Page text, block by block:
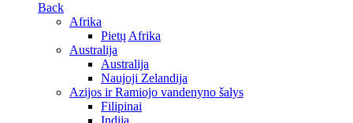
Back
Afrika
Pietų Afrika
Australija
Australija
Naujoji Zelandija
Azijos ir Ramiojo vandenyno šalys
Filipinai